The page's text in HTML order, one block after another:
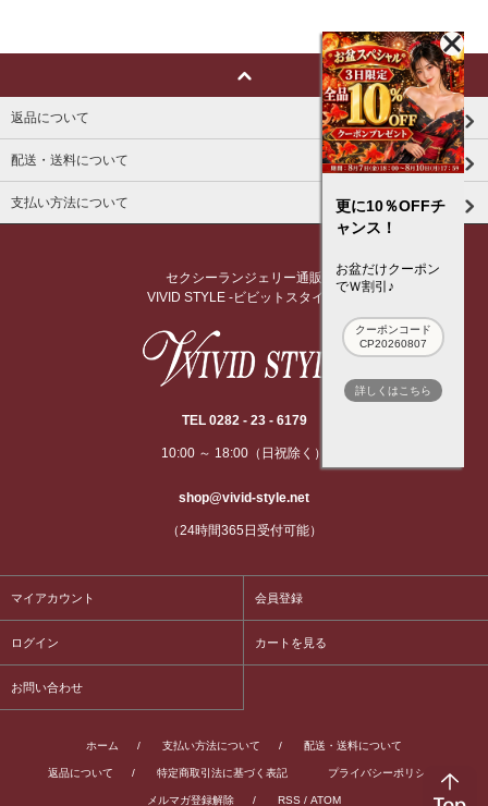
返品について
配送・送料について
支払い方法について
セクシーランジェリー通販
VIVID STYLE -ビビットスタイル-
TEL 0282 - 23 - 6179
10:00 ～ 18:00（日祝除く）
shop@vivid-style.net
（24時間365日受付可能）
マイアカウント 会員登録
ログイン カートを見る
お問い合わせ
ホーム / 支払い方法について / 配送・送料について
返品について / 特定商取引法に基づく表記 プライバシーポリシー
メルマガ登録解除 / RSS / ATOM
更に10％OFFチ
ャンス！
お盆だけクーポン
でＷ割引♪
クーポンコード
CP20260807
詳しくはこちら